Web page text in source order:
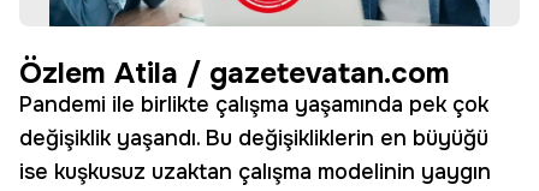
Özlem Atila / gazetevatan.com
Pandemi ile birlikte çalışma yaşamında pek çok
değişiklik yaşandı. Bu değişikliklerin en büyüğü
ise kuşkusuz uzaktan çalışma modelinin yaygın